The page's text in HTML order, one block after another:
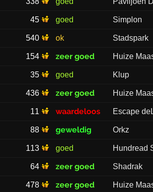
45 goed Simplon
540 ok Stadspark
154 zeer goed Huize
35 goed Klup
436 zeer goed Huize
11 waardeloos Escape
88 geweldig Orkz
113 goed Hundread
64 zeer goed Shadrak
478 zeer goed Huize